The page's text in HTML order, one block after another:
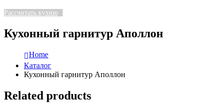
Рассчитать кухню
Кухонный гарнитур Аполлон
Home
Каталог
Кухонный гарнитур Аполлон
Related products